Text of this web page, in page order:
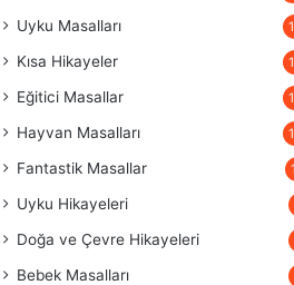
Uyku Masalları
Kısa Hikayeler
Eğitici Masallar
Hayvan Masalları
Fantastik Masallar
Uyku Hikayeleri
Doğa ve Çevre Hikayeleri
Bebek Masalları